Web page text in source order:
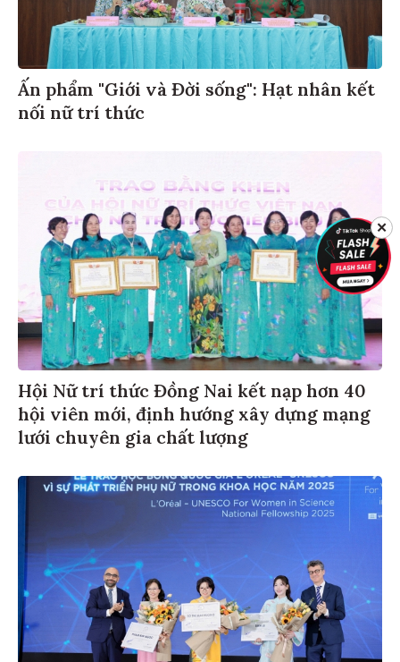
Ấn phẩm "Giới và Đời sống": Hạt nhân kết
nối nữ trí thức
Hội Nữ trí thức Đồng Nai kết nạp hơn 40
hội viên mới, định hướng xây dựng mạng
lưới chuyên gia chất lượng
✕